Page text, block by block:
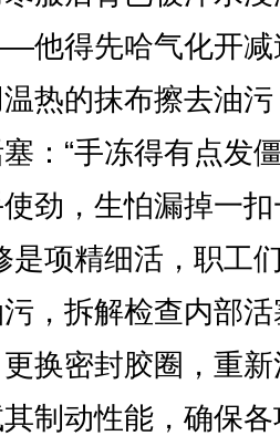
他得先哈气化开减
热的抹布擦去油
：“手冻得有点发
劲，生怕漏掉一扣
是项精细活，职工
，拆解检查内部
换密封胶圈，重
制动性能，确保